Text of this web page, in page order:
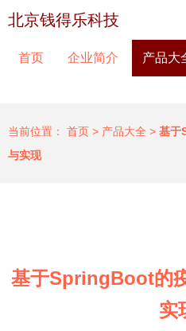
北京钱得乐科技
首页 企业简介 产品大
当前位置： 首页 > 产品大全 > 基于
与实现
基于SpringBoot的
实